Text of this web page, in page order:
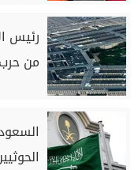
رئيس
من